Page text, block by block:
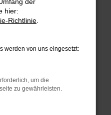
aufgetreten.
dir helfen können:
und deine
zum Beispiel
wie Werbeblocker,
hier:
Richtlinie
werden von uns eingesetzt:
um die
zu gewährleisten.